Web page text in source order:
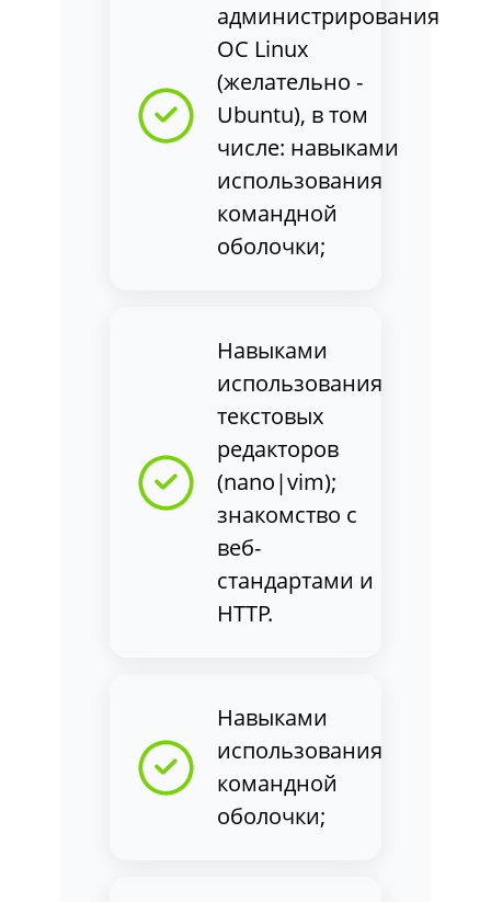
администрирования
ОС Linux
(желательно -
Ubuntu), в том
числе: навыками
использования
командной
оболочки;
Навыками
использования
текстовых
редакторов
(nano|vim);
знакомство с
веб-
стандартами и
HTTP.
Навыками
использования
командной
оболочки;